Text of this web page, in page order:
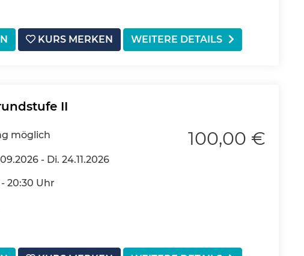
KURS MERKEN WEITERE DETAILS
II
möglich
- Di. 24.11.2026
20:30 Uhr
100,00 €